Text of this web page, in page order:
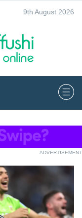
9th August 2026
ADVERTISEMENT